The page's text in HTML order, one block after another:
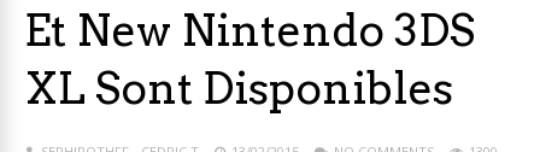
Et New Nintendo 3DS
XL Sont Disponibles